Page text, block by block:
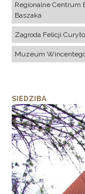
Regionalne Centrum
Baszaka
Zagroda Felicji
Muzeum
SIEDZIBA